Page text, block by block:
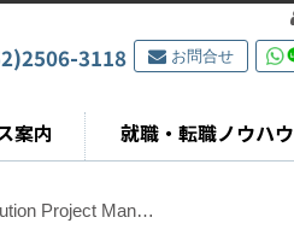
3118 お問合せ
案内 就職・転職ノウハウ
Project Man…